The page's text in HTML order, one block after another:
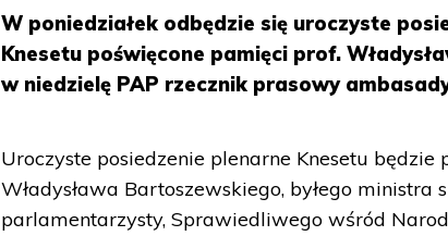
W poniedziałek odbędzie się uroczyste
Knesetu poświęcone pamięci prof.
w niedzielę PAP rzecznik prasowy
Uroczyste posiedzenie plenarne Knesetu
Władysława Bartoszewskiego, byłego
parlamentarzysty, Sprawiedliwego wśród